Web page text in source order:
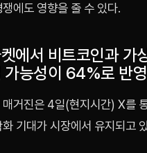
에도 영향을 줄 수 있다.
에서 비트코인과 가
가능성이 64%로 반
매거진은 4일(현지시간) X를
기대가 시장에서 유지되고